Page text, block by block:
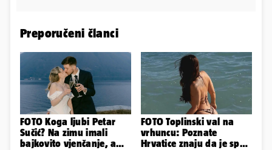
Preporučeni članci
FOTO Koga ljubi Petar
Sučić? Na zimu imali
bajkovito vjenčanje, a
FOTO Toplinski val na
vrhuncu: Poznate
Hrvatice znaju da je spas